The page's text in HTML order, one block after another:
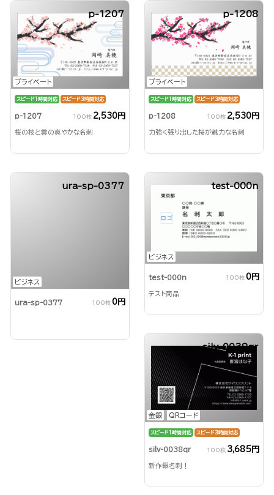
プライベート
p-1207
スピード1時間対応 スピード3時間対応
p-1207 100枚 2,530円
桜の枝と雲の爽やかな名刺
プライベート
p-1208
スピード1時間対応 スピード3時間対応
p-1208 100枚 2,530円
力強く張り出した桜が魅力な名刺
ビジネス
ura-sp-0377
ura-sp-0377 100枚 0円
ビジネス
test-000n
test-000n 100枚 0円
テスト商品
金銀 QRコード
silv-0038qr
スピード1時間対応 スピード3時間対応
silv-0038qr 100枚 3,685円
新作銀名刺！